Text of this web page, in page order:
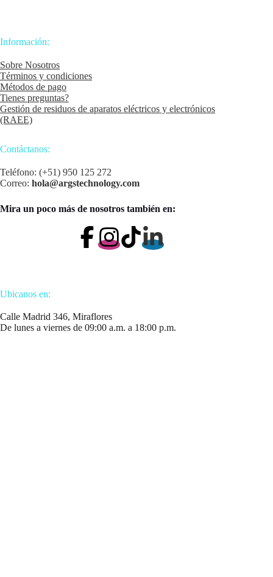
Información:
Sobre Nosotros
Términos y condiciones
Métodos de pago
Tienes preguntas?
Gestión de residuos de aparatos eléctricos y electrónicos
(RAEE)
Contáctanos:
Teléfono: (+51) 950 125 272
Correo: hola@argstechnology.com
Mira un poco más de nosotros también en:
Ubicanos en:
Calle Madrid 346, Miraflores
De lunes a viernes de 09:00 a.m. a 18:00 p.m.